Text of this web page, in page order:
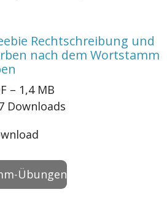
Rechtschreibung und
nach dem Wortstamm
– 1,4 MB
Downloads
Übungen